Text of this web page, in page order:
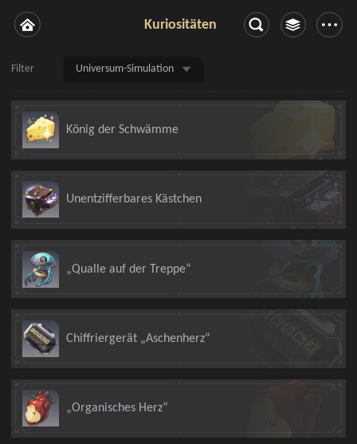
Kuriositäten
Filter Universum-Simulation
König der Schwämme
Unentzifferbares Kästchen
„Qualle auf der Treppe“
Chiffriergerät „Aschenherz“
„Organisches Herz“